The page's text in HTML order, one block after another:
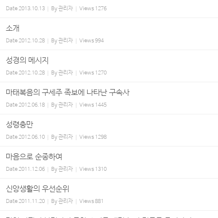
Date2013.10.13 By관리자 Views 1276
소개
Date2012.10.28 By관리자 Views994
성경의 메시지
Date2012.10.28 By관리자 Views 1270
마태복음의 구세주 족보에 나타난 구속사
Date2012.06.18 By관리자 Views 1445
성령충만
Date2012.06.10 By관리자 Views 1298
마음으로 순종하여
Date2011.12.06 By관리자 Views 1310
신앙생활의 우선순위
Date2011.11.20 By관리자 Views881